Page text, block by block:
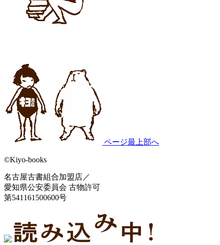
ページ最上部へ
©Kiyo-books
名古屋古書組合加盟店／
愛知県公安委員会 古物許可
第541161500600号